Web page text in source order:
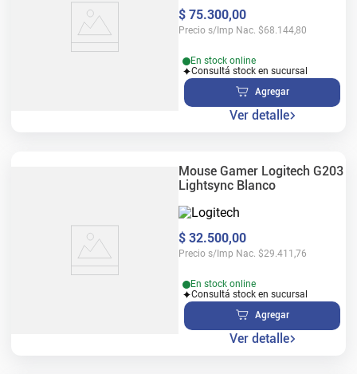
$ 75.300,00
Precio s/Imp Nac. $68.144,80
En stock online
Consultá stock en sucursal
Agregar
Ver detalle
Mouse Gamer Logitech G203
Lightsync Blanco
$ 32.500,00
Precio s/Imp Nac. $29.411,76
En stock online
Consultá stock en sucursal
Agregar
Ver detalle